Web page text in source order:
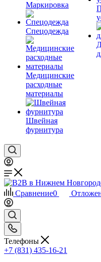
Маркировка
Спецодежда
Медицинские
расходные
материалы
Швейная
фурнитура
Сравнение0
Телефоны
+7 (831) 435-16-21